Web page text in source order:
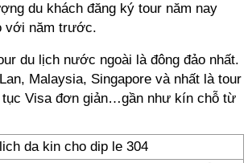
du khách đăng ký tour năm nay
với năm trước.
du lịch nước ngoài là đông đảo nhất.
Malaysia, Singapore và nhất là tour
Visa đơn giản…gần như kín chỗ từ